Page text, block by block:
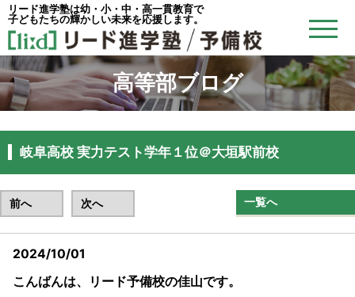
リード進学塾は幼・小・中・高一貫教育で
子どもたちの輝かしい未来を応援します。
高等部ブログ
岐阜高校 実力テスト学年１位＠大垣駅前校
前へ 次へ 一覧へ
2024/10/01
こんばんは、リード予備校の佳山です。